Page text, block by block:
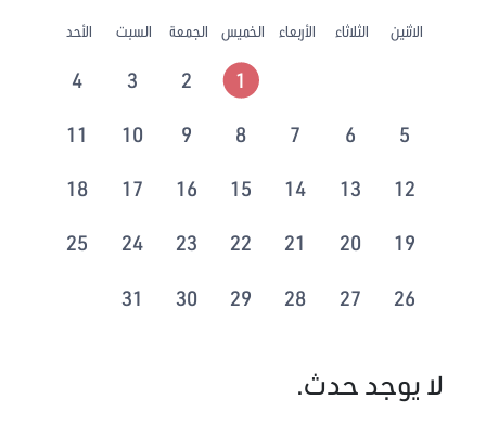
الاثنين الثلاثاء الأربعاء الخميس الجمعة السبت الأحد
1
2
3
4
5
6
7
8
9
10
11
12
13
14
15
16
17
18
19
20
21
22
23
24
25
26
27
28
29
30
31
لا يوجد حدث.